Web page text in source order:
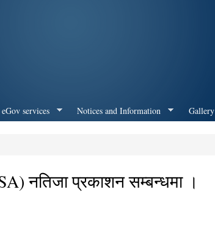
eGov services Notices and Information Gallery
नतिजा प्रकाशन सम्बन्धमा ।